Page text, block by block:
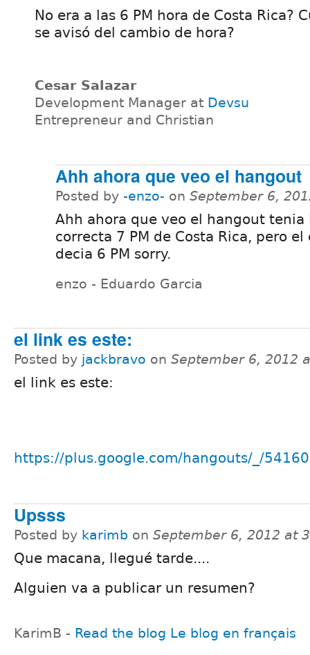
No era a las 6 PM hora de Costa Rica?
se avisó del cambio de hora?
Cesar Salazar
Development Manager at Devsu
Entrepreneur and Christian
Ahh ahora que veo el hangout
Posted by -enzo- on September 6,
Ahh ahora que veo el hangout tenia
correcta 7 PM de Costa Rica, pero el
decia 6 PM sorry.
enzo - Eduardo Garcia
el link es este:
Posted by jackbravo on September 6, 2012
el link es este:
https://plus.google.com/hangouts/_/
Upsss
Posted by karimb on September 6, 2012 at
Que macana, llegué tarde....
Alguien va a publicar un resumen?
KarimB - Read the blog Le blog en français